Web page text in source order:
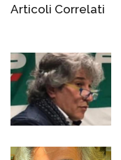
Articoli Correlati